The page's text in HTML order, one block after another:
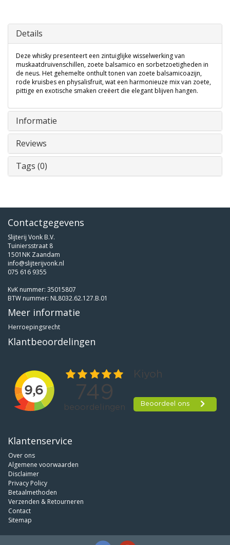
Details
Deze whisky presenteert een zintuiglijke wisselwerking van
muskaatdruivenschillen, zoete balsamico en sorbetzoetigheden in
de neus. Het gehemelte onthult tonen van zoete balsamicoazijn,
rode kruisbes en physalisfruit, wat een harmonieuze mix van zoete,
pittige en exotische smaken creëert die elegant blijven hangen.
Informatie
Reviews
Tags (0)
Contactgegevens
Slijterij Vonk B.V.
Tuiniersstraat 8
1501NK Zaandam
info@slijterijvonk.nl
075 616 9355
KvK nummer: 35015807
BTW nummer: NL8032.62.127.B.01
Meer informatie
Herroepingsrecht
Klantbeoordelingen
Klantenservice
Over ons
Algemene voorwaarden
Disclaimer
Privacy Policy
Betaalmethoden
Verzenden & Retourneren
Contact
Sitemap